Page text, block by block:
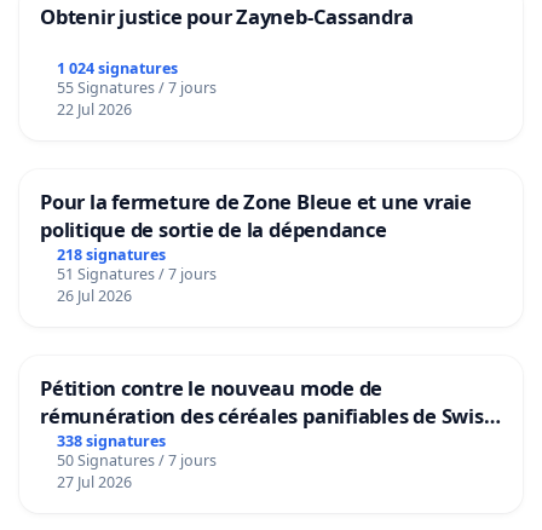
Obtenir justice pour Zayneb-Cassandra
1 024 signatures
55 Signatures / 7 jours
22 Jul 2026
Pour la fermeture de Zone Bleue et une vraie
politique de sortie de la dépendance
218 signatures
51 Signatures / 7 jours
26 Jul 2026
Pétition contre le nouveau mode de
rémunération des céréales panifiables de Swiss
granum basé sur la teneur en protéines
338 signatures
50 Signatures / 7 jours
27 Jul 2026